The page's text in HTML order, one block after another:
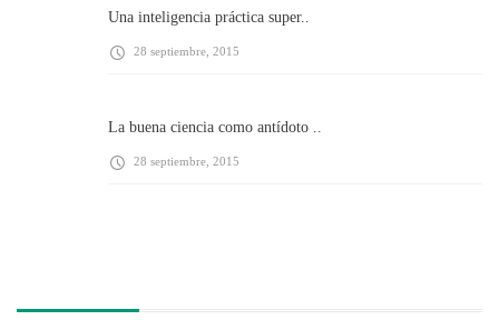
Una inteligencia práctica super..
28 septiembre, 2015
La buena ciencia como antídoto ..
28 septiembre, 2015